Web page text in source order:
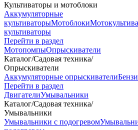
Культиваторы и мотоблоки
Аккумуляторные
культиваторыМотоблоки
культиваторы
Перейти в раздел
МотопомпыОпрыскиватели
Каталог/Садовая техника/
Опрыскиватели
Аккумуляторные опрыскиватели
Перейти в раздел
ДвигателиУмывальники
Каталог/Садовая техника/
Умывальники
Умывальники с подогревом